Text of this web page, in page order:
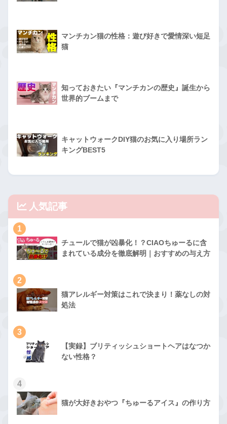
マンチカン猫の性格：遊び好きで愛情深い短足
猫
知っておきたい『マンチカンの歴史』誕生から
世界的ブームまで
キャットウォークDIY猫のお気に入り場所ラン
キングBEST5
人気記事
1
チュールで猫が凶暴化！？CIAOちゅーるに含
まれている成分を徹底解明｜おすすめの与え方
2
猫アレルギー対策はこれで決まり！薬なしの対
処法
3
【実録】ブリティッシュショートヘアはなつか
ない性格？
4
猫が大好きおやつ『ちゅーるアイス』の作り方